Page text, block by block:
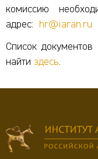
комиссию
адрес:
hr@iaran.ru
Список
найти здесь.